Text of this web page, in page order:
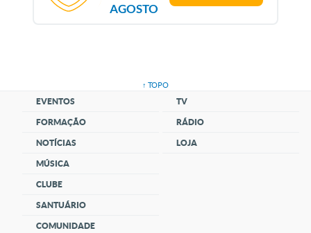
AGOSTO
↑ TOPO
EVENTOS
FORMAÇÃO
NOTÍCIAS
MÚSICA
CLUBE
SANTUÁRIO
COMUNIDADE
TV
RÁDIO
LOJA